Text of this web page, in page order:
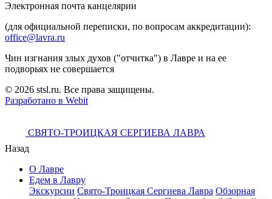
Электронная почта канцелярии
(для официальной переписки, по вопросам аккредитации):
office@lavra.ru
Чин изгнания злых духов ("отчитка") в Лавре и на ее
подворьях не совершается
© 2026 stsl.ru. Все права защищены.
Разработано в Webit
СВЯТО-ТРОИЦКАЯ СЕРГИЕВА ЛАВРА
Назад
О Лавре
Едем в Лавру
Экскурсии Свято-Троицкая Сергиева Лавра Обзорная